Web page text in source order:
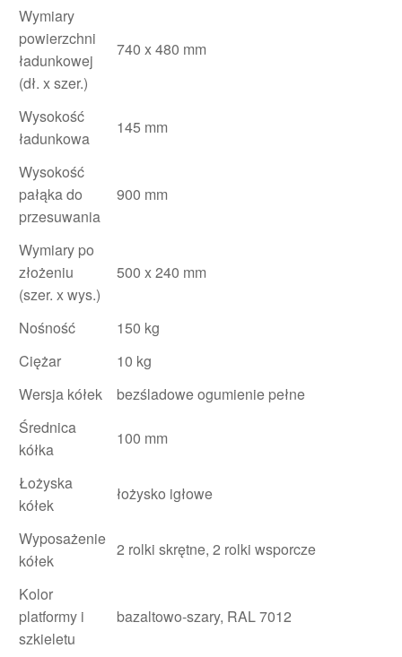
Wymiary
powierzchni
ładunkowej
(dł. x szer.)
740 x 480 mm
Wysokość
ładunkowa
145 mm
Wysokość
pałąka do
przesuwania
900 mm
Wymiary po
złożeniu
(szer. x wys.)
500 x 240 mm
Nośność
150 kg
Ciężar
10 kg
Wersja kółek
bezśladowe ogumienie pełne
Średnica
kółka
100 mm
Łożyska
kółek
łożysko igłowe
Wyposażenie
kółek
2 rolki skrętne, 2 rolki wsporcze
Kolor
platformy i
szkieletu
bazaltowo-szary, RAL 7012